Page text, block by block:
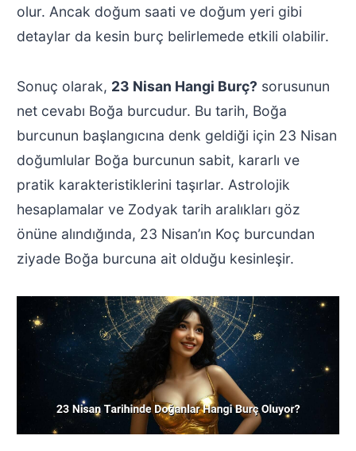
olur. Ancak doğum saati ve doğum yeri gibi
detaylar da kesin burç belirlemede etkili olabilir.
Sonuç olarak, 23 Nisan Hangi Burç? sorusunun
net cevabı Boğa burcudur. Bu tarih, Boğa
burcunun başlangıcına denk geldiği için 23 Nisan
doğumlular Boğa burcunun sabit, kararlı ve
pratik karakteristiklerini taşırlar. Astrolojik
hesaplamalar ve Zodyak tarih aralıkları göz
önüne alındığında, 23 Nisan’ın Koç burcundan
ziyade Boğa burcuna ait olduğu kesinleşir.